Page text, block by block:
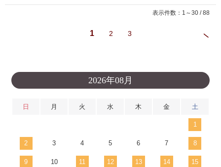
表示件数：1～30 / 88
1 2 3
2026年08月
日 月 火 水 木 金 土
1
2 3 4 5 6 7 8
9 10 11 12 13 14 15